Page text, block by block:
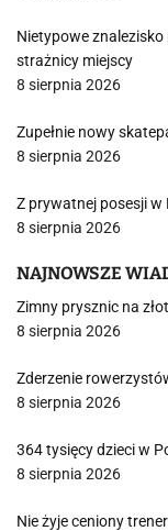
Nietypowe
strażnicy miejscy
8 sierpnia 2026
Zupełnie nowy
8 sierpnia 2026
Z prywatnej posesji
8 sierpnia 2026
NAJNOWSZE
Zimny prysznic na
8 sierpnia 2026
Zderzenie
8 sierpnia 2026
364 tysięcy dzieci w
8 sierpnia 2026
Nie żyje ceniony